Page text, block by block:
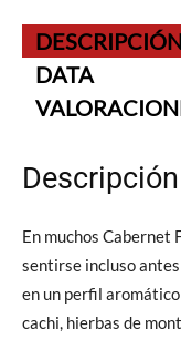
DATA
Descripción
En muchos Cabernet
sentirse incluso
en un perfil
cachi, hierbas de